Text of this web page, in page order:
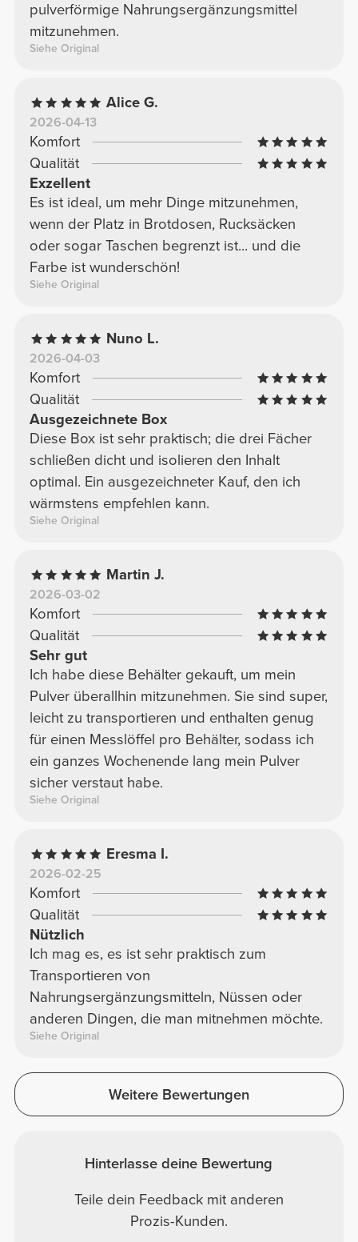
pulverförmige Nahrungsergänzungsmittel
mitzunehmen.
Siehe Original
Alice G.
2026-04-13
Komfort
Qualität
Exzellent
Es ist ideal, um mehr Dinge mitzunehmen,
wenn der Platz in Brotdosen, Rucksäcken
oder sogar Taschen begrenzt ist... und die
Farbe ist wunderschön!
Siehe Original
Nuno L.
2026-04-03
Komfort
Qualität
Ausgezeichnete Box
Diese Box ist sehr praktisch; die drei Fächer
schließen dicht und isolieren den Inhalt
optimal. Ein ausgezeichneter Kauf, den ich
wärmstens empfehlen kann.
Siehe Original
Martin J.
2026-03-02
Komfort
Qualität
Sehr gut
Ich habe diese Behälter gekauft, um mein
Pulver überallhin mitzunehmen. Sie sind super,
leicht zu transportieren und enthalten genug
für einen Messlöffel pro Behälter, sodass ich
ein ganzes Wochenende lang mein Pulver
sicher verstaut habe.
Siehe Original
Eresma I.
2026-02-25
Komfort
Qualität
Nützlich
Ich mag es, es ist sehr praktisch zum
Transportieren von
Nahrungsergänzungsmitteln, Nüssen oder
anderen Dingen, die man mitnehmen möchte.
Siehe Original
Weitere Bewertungen
Hinterlasse deine Bewertung
Teile dein Feedback mit anderen
Prozis-Kunden.